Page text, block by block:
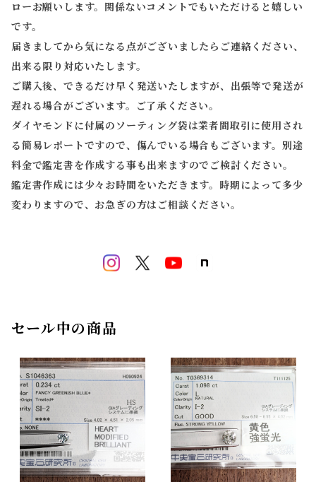
ローお願いします。関係ないコメントでもいただけると嬉しい
です。
届きましてから気になる点がございましたらご連絡ください、
出来る限り対応いたします。
ご購入後、できるだけ早く発送いたしますが、出張等で発送が
遅れる場合がございます。ご了承ください。
ダイヤモンドに付属のソーティング袋は業者間取引に使用され
る簡易レポートですので、傷んでいる場合もございます。別途
料金で鑑定書を作成する事も出来ますのでご検討ください。
鑑定書作成には少々お時間をいただきます。時期によって多少
変わりますので、お急ぎの方はご相談ください。
セール中の商品